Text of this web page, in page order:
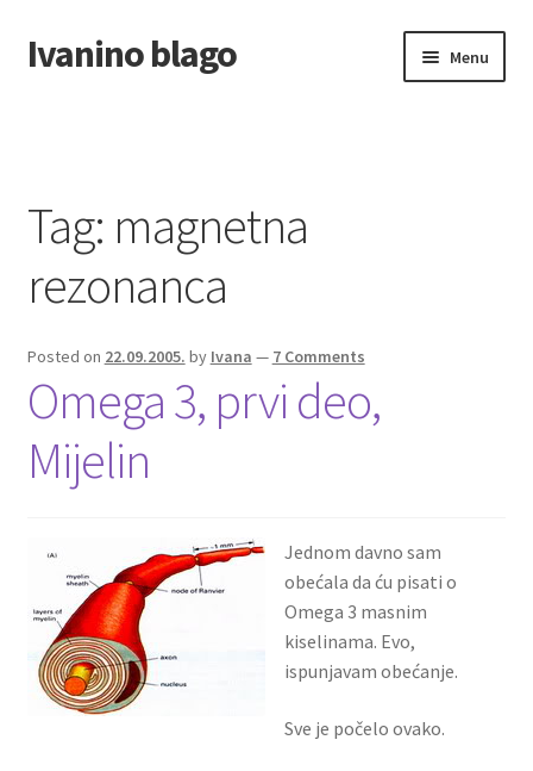
Skip
to
Skip
to
Ivanino blago Menu
Foto galerija
Tag: magnetna
rezonanca
Posted on 22.09.2005. by Ivana — 7 Comments
Omega 3, prvi deo,
Mijelin
Jednom davno sam
obećala da ću pisati o
Omega 3 masnim
kiselinama. Evo,
ispunjavam obećanje.
Sve je počelo ovako.